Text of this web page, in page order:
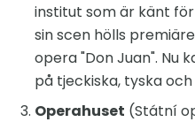
institut som är känt
sin scen hölls
opera "Don Juan". Nu
på tjeckiska, tyska
Operahuset (Státní